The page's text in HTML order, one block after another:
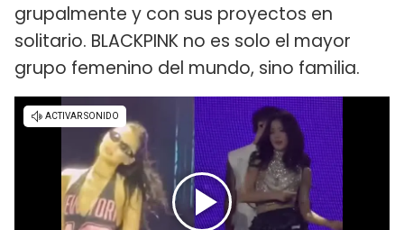
grupalmente y con sus proyectos en
solitario. BLACKPINK no es solo el mayor
grupo femenino del mundo, sino familia.